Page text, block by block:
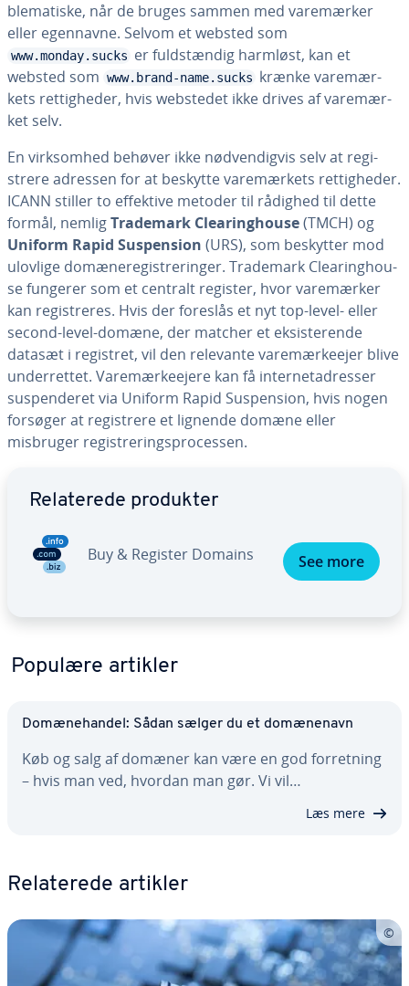
ble­ma­ti­ske, når de bruges sammen med va­re­mær­ker
eller egennavne. Selvom et websted som
www.monday.sucks er fuld­stæn­dig harmløst, kan et
websted som www.brand-name.sucks krænke va­re­mær­
kets ret­tig­he­der, hvis webstedet ikke drives af va­re­mær­
ket selv.
En virk­som­hed behøver ikke nød­ven­dig­vis selv at re­gi­
stre­re adressen for at beskytte va­re­mær­kets ret­tig­he­der.
ICANN stiller to effektive metoder til rådighed til dette
formål, nemligTrademark Clea­ring­hou­se(TMCH) og
Uniform Rapid Sus­pen­sion (URS), som beskytter mod
ulovlige do­mæ­ne­re­gi­stre­rin­ger. Trademark Clea­ring­hou­
se fungerer som et centralt register, hvor va­re­mær­ker
kan re­gi­stre­res. Hvis der foreslås et nyt top-level- eller
second-level-domæne, der matcher et ek­si­ste­ren­de
datasæt i registret, vil den relevante va­re­mær­ke­e­jer blive
un­der­ret­tet. Va­re­mær­ke­e­je­re kan få in­ter­ne­tadres­ser
sus­pen­de­ret via Uniform Rapid Sus­pen­sion, hvis nogen
forsøger at re­gi­stre­re et lignende domæne eller
misbruger re­gi­stre­rings­pro­ces­sen.
Re­la­te­re­de produkter
Buy & Register Domains See more
Populære artikler
Do­mæ­ne­han­del: Sådan sælger du et do­mæ­ne­navn
Køb og salg af domæner kan være en god for­ret­ning
– hvis man ved, hvordan man gør. Vi vil…
Læs mere
Re­la­te­re­de artikler